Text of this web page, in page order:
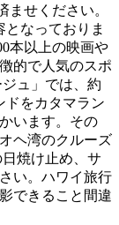
ませください。
なっておりま
本以上の映画や
的で人気のスポ
ュ」では、約
ドをカタマラン
います。その
ヘ湾のクルーズ
焼け止め、サ
い。ハワイ旅行
できること間違